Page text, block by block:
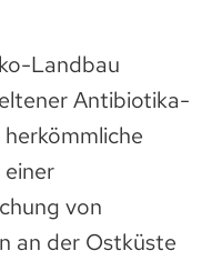
Landbau
Antibiotika-
von
an der Ostküste